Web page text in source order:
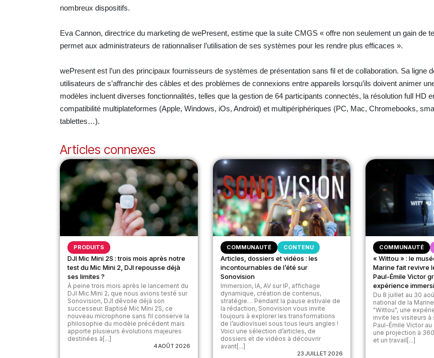
nombreux dispositifs.
Eva Cannon, directrice du marketing de wePresent, estime que la suite CMGS « offre non seulement un gain de
permet aux administrateurs de rationnaliser l’utilisation de ses systèmes pour les rendre plus efficaces ».
wePresent est l’un des principaux fournisseurs de systèmes de présentation sans fil et de collaboration. Sa ligne
utilisateurs de s’affranchir des câbles et des problèmes de connexions entre appareils lorsqu’ils doivent animer
modèles incluent diverses fonctionnalités, telles que la gestion de 64 participants connectés, la résolution full HD
compatibilité multiplateformes (Apple, Windows, iOs, Android) et multipériphériques (PC, Mac, Chromebooks,
tablettes…).
Articles connexes
PRODUITS
DJI Mic Mini 2S : trois mois après notre
test du Mic Mini 2, DJI repousse déjà
ses limites ?
À peine trois mois après le lancement du
DJI Mic Mini 2, que nous avions testé sur
Sonovision, DJI dévoile déjà son
successeur. Baptisé Mic Mini 2S, ce
nouveau microphone sans fil conserve la
philosophie du modèle précédent mais
apporte plusieurs évolutions majeures
destinées à[...]
4 AOÛT 2026
COMMUNAUTÉ CONTENU
Articles, dossiers et vidéos : les
incontournables de l’été sur
Sonovision
Immersion, IA, AV sur IP, affichage
dynamique, création de contenus,
stratégie… Pendant la pause estivale de
la rédaction, Sonovision vous invite
toujours à explorer les transformations
de l’audiovisuel sous tous leurs angles !
Voici une sélection d’articles, de
dossiers et de vidéos à découvrir
avant[...]
23 JUILLET 2026
COMMUNAUTÉ
« Wittou » : le
Marine fait revivre
Paul-Émile Victor
expérience
Du 8 juillet au 30
national de la
"Wittou", une
invite les visiteurs à
Paul-Émile Victor
une projection à
et un travail[...]